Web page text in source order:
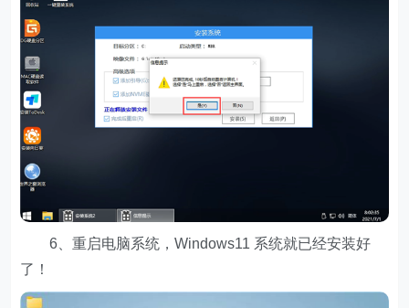
6、重启电脑系统，Windows11 系统就已经安装好
了！